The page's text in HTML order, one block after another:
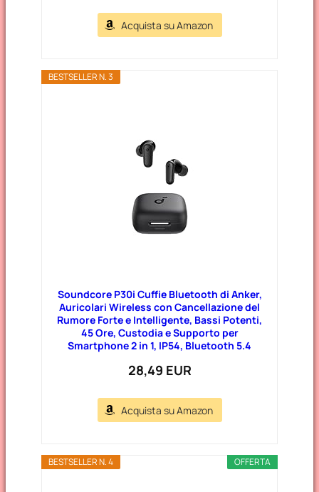
Acquista su Amazon
BESTSELLER N. 3
Soundcore P30i Cuffie Bluetooth di Anker,
Auricolari Wireless con Cancellazione del
Rumore Forte e Intelligente, Bassi Potenti,
45 Ore, Custodia e Supporto per
Smartphone 2 in 1, IP54, Bluetooth 5.4
28,49 EUR
Acquista su Amazon
OFFERTA
BESTSELLER N. 4